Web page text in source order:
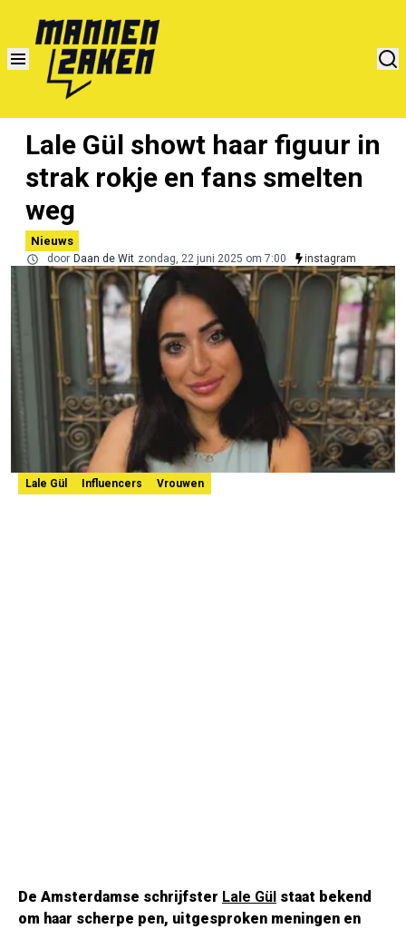
Lale Gül showt haar figuur in
strak rokje en fans smelten
weg
Nieuws
door Daan de Wit zondag, 22 juni 2025 om 7:00 instagram
Lale Gül Influencers Vrouwen
De Amsterdamse schrijfster Lale Gül staat bekend
om haar scherpe pen, uitgesproken meningen en